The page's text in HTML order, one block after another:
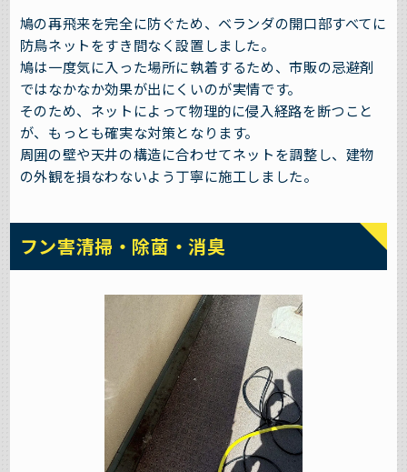
鳩の再飛来を完全に防ぐため、ベランダの開口部すべてに
防鳥ネットをすき間なく設置しました。
鳩は一度気に入った場所に執着するため、市販の忌避剤
ではなかなか効果が出にくいのが実情です。
そのため、ネットによって物理的に侵入経路を断つこと
が、もっとも確実な対策となります。
周囲の壁や天井の構造に合わせてネットを調整し、建物
の外観を損なわないよう丁寧に施工しました。
フン害清掃・除菌・消臭